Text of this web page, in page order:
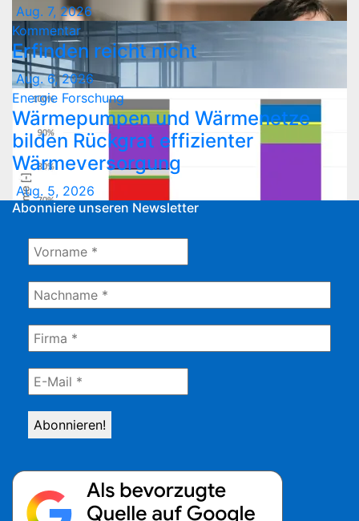
Aug. 7, 2026
Kommentar
Erfinden reicht nicht
Aug. 6, 2026
Energie Forschung
Wärmepumpen und Wärmenetze
bilden Rückgrat effizienter
Wärmeversorgung
Aug. 5, 2026
Abonniere unseren Newsletter